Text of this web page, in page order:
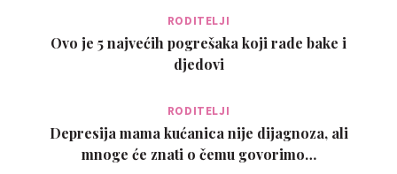
RODITELJI
Ovo je 5 najvećih pogrešaka koji rade bake i
djedovi
RODITELJI
Depresija mama kućanica nije dijagnoza, ali
mnoge će znati o čemu govorimo…